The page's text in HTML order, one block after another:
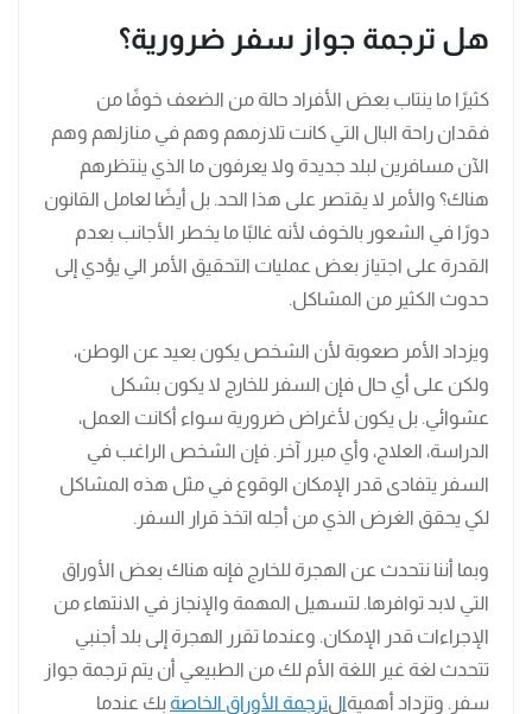
هل ترجمة جواز سفر ضرورية؟
كثيرًا ما ينتاب بعض الأفراد حالة من الضعف خوفًا من
فقدان راحة البال التي كانت تلازمهم وهم في منازلهم وهم
الآن مسافرين لبلد جديدة ولا يعرفون ما الذي ينتظرهم
هناك؟ والأمر لا يقتصر على هذا الحد. بل أيضًا لعامل القانون
دورًا في الشعور بالخوف لأنه غالبًا ما يخطر الأجانب بعدم
القدرة على اجتياز بعض عمليات التحقيق الأمر الي يؤدي إلى
حدوث الكثير من المشاكل.
ويزداد الأمر صعوبة لأن الشخص يكون بعيد عن الوطن،
ولكن على أي حال فإن السفر للخارج لا يكون بشكل
عشوائي. بل يكون لأغراض ضرورية سواء أكانت العمل،
الدراسة، العلاج، وأي مبرر آخر. فإن الشخص الراغب في
السفر يتفادى قدر الإمكان الوقوع في مثل هذه المشاكل
لكي يحقق الغرض الذي من أجله اتخذ قرار السفر.
وبما أننا نتحدث عن الهجرة للخارج فإنه هناك بعض الأوراق
التي لابد توافرها. لتسهيل المهمة والإنجاز في الانتهاء من
الإجراءات قدر الإمكان. وعندما تقرر الهجرة إلى بلد أجنبي
تتحدث لغة غير اللغة الأم لك من الطبيعي أن يتم ترجمة جواز
سفر. وتزداد أهميةالترجمة الأوراق الخاصة بك عندما